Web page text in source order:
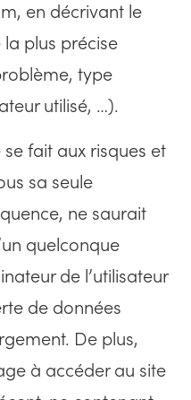
, en décrivant le
plus précise
type
utilisé, …).
fait aux risques et
sa seule
ne saurait
quelconque
de l’utilisateur
de données
De plus,
à accéder au site